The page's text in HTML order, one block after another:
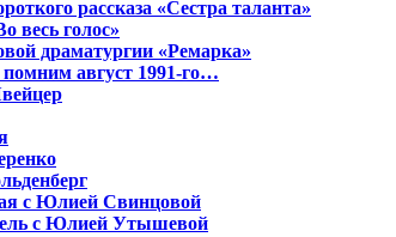
рассказа «Сестра таланта»
весь голос»
драматургии «Ремарка»
август 1991-го…
с Юлией Свинцовой
с Юлией Утышевой